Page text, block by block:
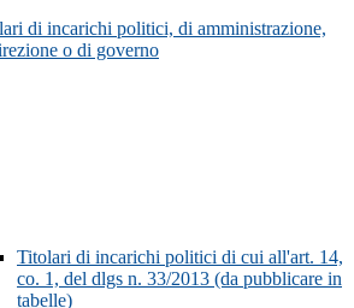
di incarichi politici, di amministrazione,
o di governo
Titolari di incarichi politici di cui all'art. 14,
co. 1, del dlgs n. 33/2013 (da pubblicare in
tabelle)